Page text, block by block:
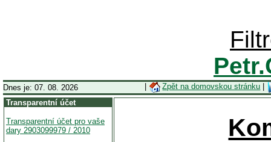
Dnes je: 07. 08. 2026 Zpět na domovskou stránku
Transparentní účet
Transparentní účet pro vaše
dary 2903099979 / 2010